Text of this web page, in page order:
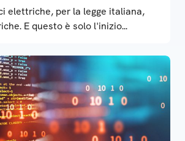
elettriche, per la legge italiana,
E questo è solo l'inizio...